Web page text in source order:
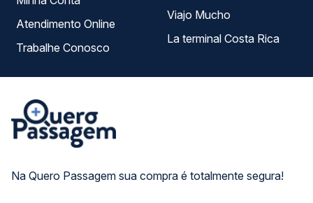
Na Quero Passagem sua compra é totalmente segura!
Atendimento Online
Trabalhe Conosco
Viajo Mucho
La terminal Costa Rica